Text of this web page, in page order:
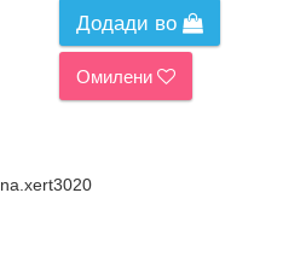
Додади во
Омилени
na.xert3020